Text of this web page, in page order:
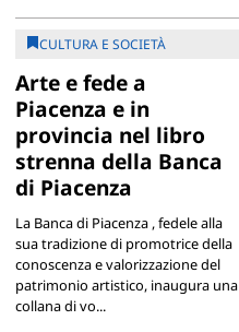
CULTURA E SOCIETÀ
Arte e fede a
Piacenza e in
provincia nel libro
strenna della Banca
di Piacenza
La Banca di Piacenza , fedele alla
sua tradizione di promotrice della
conoscenza e valorizzazione del
patrimonio artistico, inaugura una
collana di vo...